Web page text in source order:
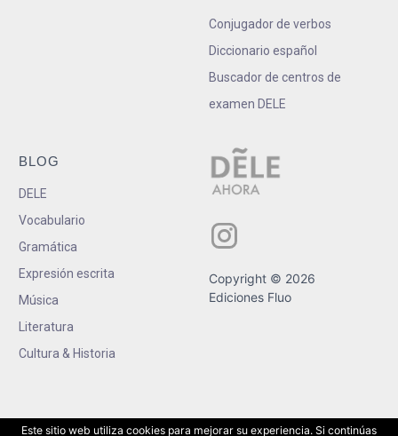
Conjugador de verbos
Diccionario español
Buscador de centros de
examen DELE
BLOG
DELE
Vocabulario
Gramática
Expresión escrita
Música
Literatura
Cultura & Historia
Copyright © 2026
Ediciones Fluo
Este sitio web utiliza cookies para mejorar su experiencia. Si continúas